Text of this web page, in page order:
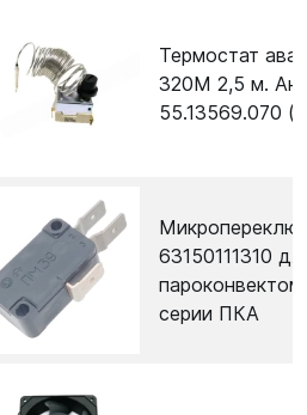
Термостат
320M 2,5 м.
55.13569.070
63150111310
серии ПКА